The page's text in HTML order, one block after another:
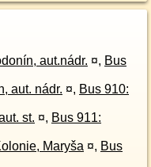
Strážnice, aut. st. = > Hodonín, aut.nádr. ¤, Bus
= > Hodonín, aut. nádr. ¤, Bus 910:
aut. st. ¤, Bus 911:
Rohatec, Kolonie, Maryša ¤, Bus